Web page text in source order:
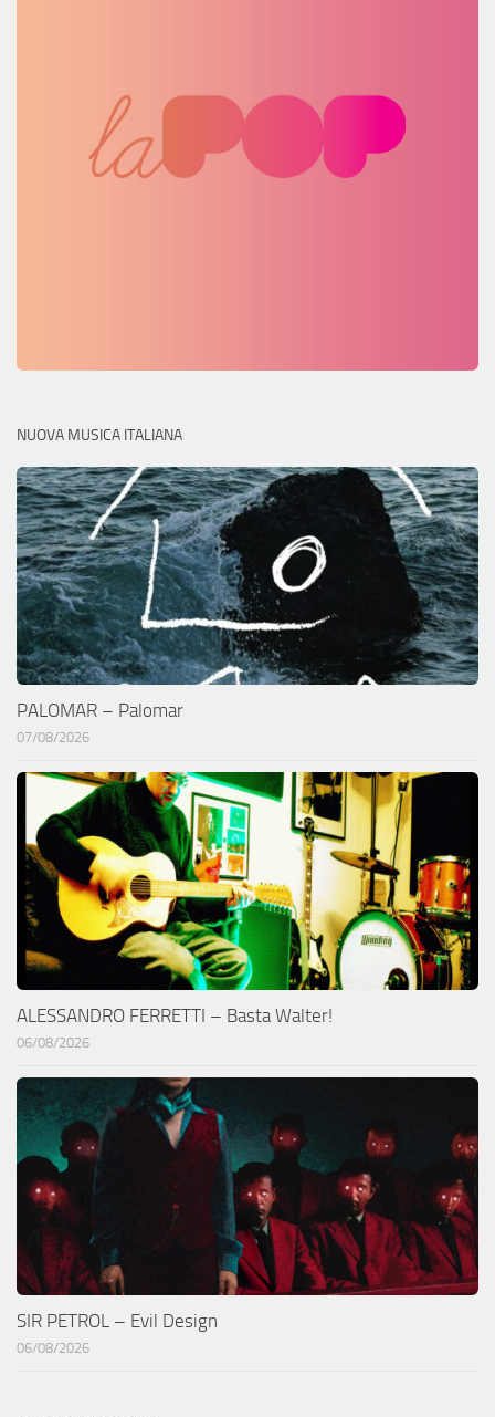
NUOVA MUSICA ITALIANA
PALOMAR – Palomar
07/08/2026
ALESSANDRO FERRETTI – Basta Walter!
06/08/2026
SIR PETROL – Evil Design
06/08/2026